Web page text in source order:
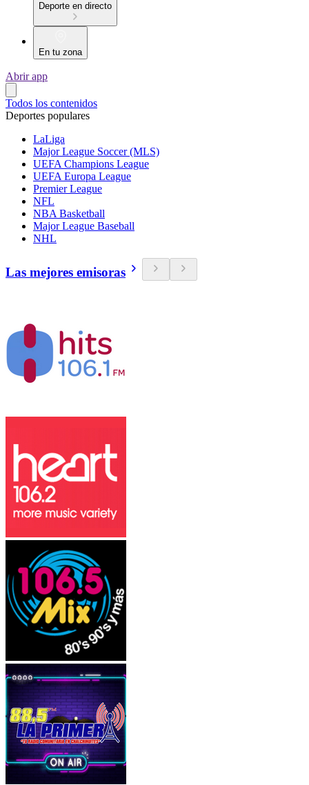
Deporte en directo
En tu zona
Abrir app
Todos los contenidos
Deportes populares
LaLiga
Major League Soccer (MLS)
UEFA Champions League
UEFA Europa League
Premier League
NFL
NBA Basketball
Major League Baseball
NHL
Las mejores emisoras